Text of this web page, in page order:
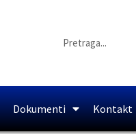
Dokumenti Kontakt